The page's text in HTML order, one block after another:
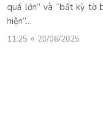
quá lớn” và “bất kỳ tờ
hiện”...
11:25 20/06/2025